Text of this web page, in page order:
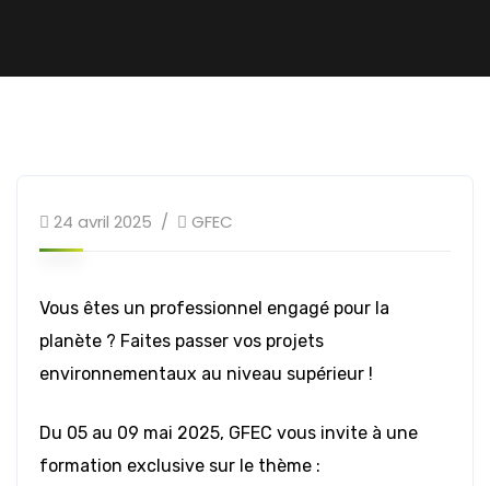
24 avril 2025 GFEC
Vous êtes un professionnel engagé pour la
planète ? Faites passer vos projets
environnementaux au niveau supérieur !
Du 05 au 09 mai 2025, GFEC vous invite à une
formation exclusive sur le thème :